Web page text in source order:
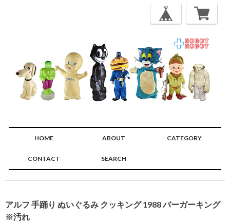
HOME ABOUT CATEGORY
CONTACT SEARCH
アルフ 手踊り ぬいぐるみ クッキング 1988 バーガーキング
※汚れ